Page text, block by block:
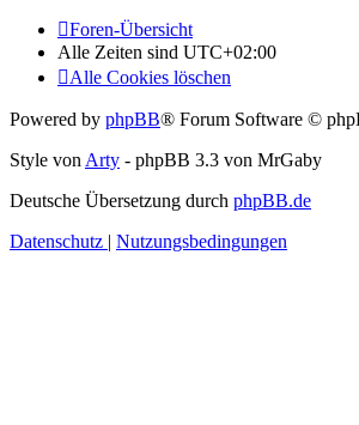
Foren-Übersicht
Alle Zeiten sind UTC+02:00
Alle Cookies löschen
Powered by phpBB® Forum Software ©
Style von Arty - phpBB 3.3 von MrGaby
Deutsche Übersetzung durch phpBB.de
Datenschutz | Nutzungsbedingungen